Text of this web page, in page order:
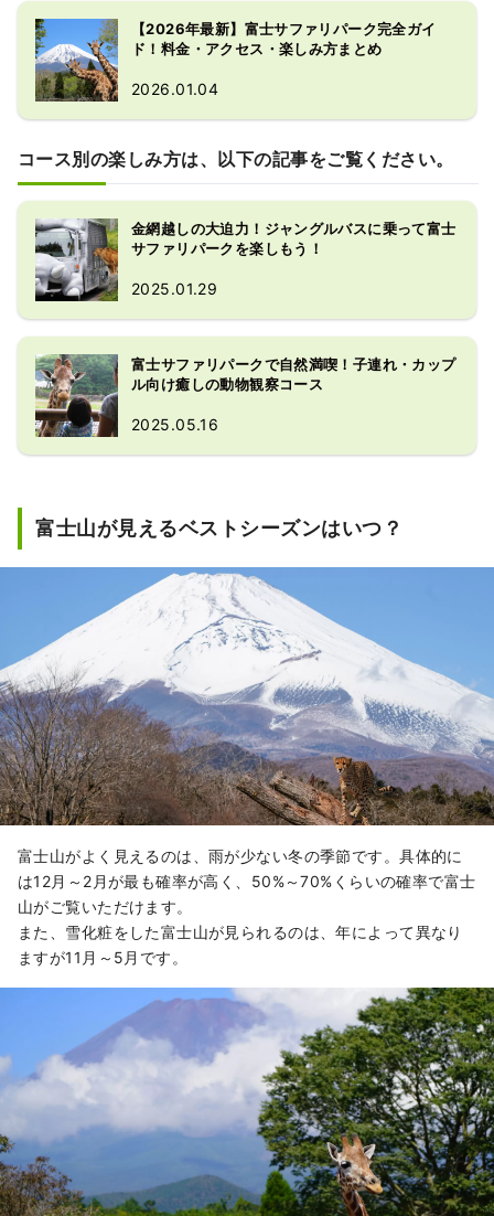
【2026年最新】富士サファリパーク完全ガイ
ド！料金・アクセス・楽しみ方まとめ
2026.01.04
コース別の楽しみ方は、以下の記事をご覧ください。
金網越しの大迫力！ジャングルバスに乗って富士
サファリパークを楽しもう！
2025.01.29
富士サファリパークで自然満喫！子連れ・カップ
ル向け癒しの動物観察コース
2025.05.16
富士山が見えるベストシーズンはいつ？
富士山がよく見えるのは、雨が少ない冬の季節です。具体的に
は12月～2月が最も確率が高く、50%～70%くらいの確率で富士
山がご覧いただけます。
また、雪化粧をした富士山が見られるのは、年によって異なり
ますが11月～5月です。